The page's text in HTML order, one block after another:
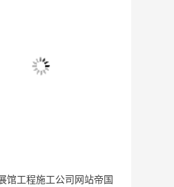
馆工程施工公司网站帝国